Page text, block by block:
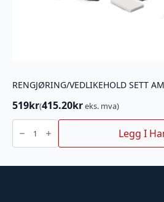
RENGJØRING/VEDLIKEHOLD SETT AM
519kr(415.20kreks. mva)
RENGJØRING/VEDLIKEHOLD
AM
antall
Legg I